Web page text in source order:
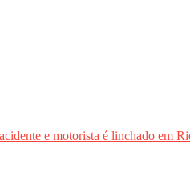
e motorista é linchado em